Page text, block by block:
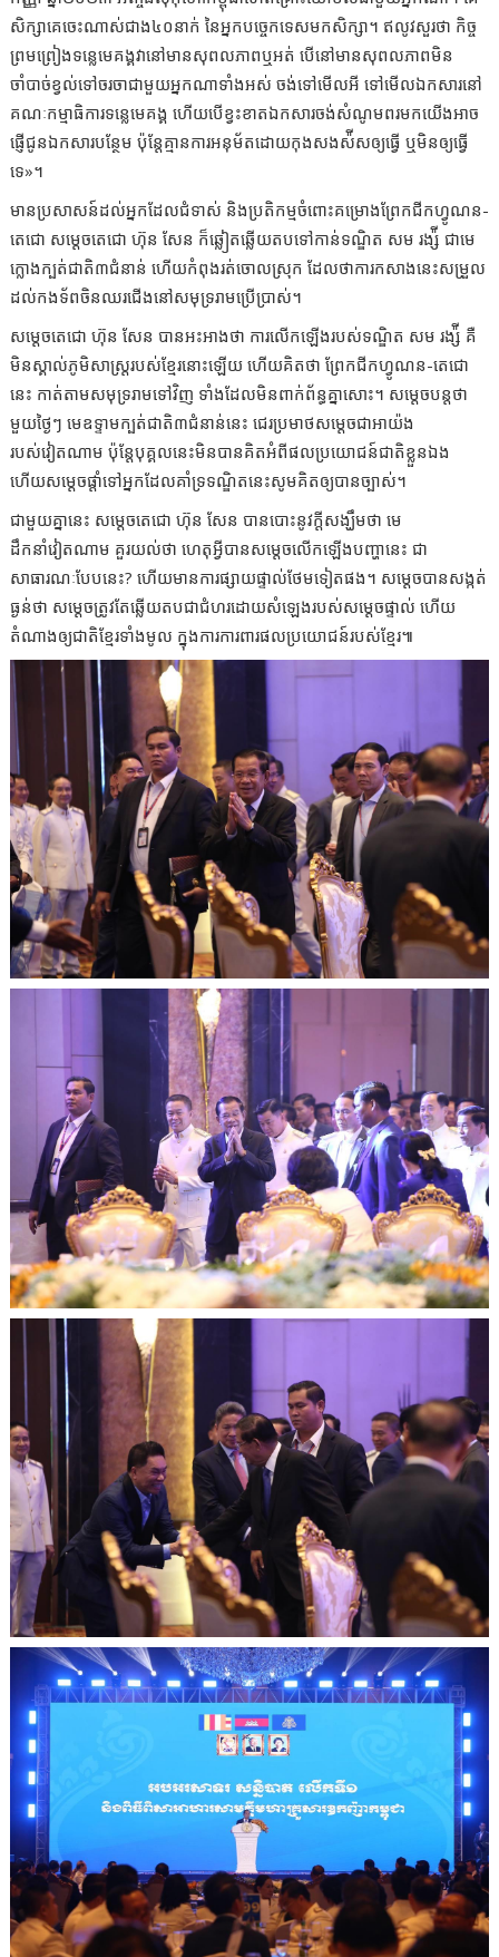
សិក្សាគេចេះណាស់ជាង៤០នាក់ នៃអ្នកបច្ចេកទេសមកសិក្សា។ ឥលូវសួរថា កិច្ច
ព្រមព្រៀងទន្លេមេគង្គវានៅមានសុពលភាពឬអត់ បើនៅមានសុពលភាពមិន
ចាំបាច់ខ្វល់ទៅចរចាជាមួយអ្នកណាទាំងអស់ ចង់ទៅមើលអី ទៅមើលឯកសារនៅ
គណៈកម្មាធិការទន្លេមេគង្គ ហើយបើខ្វះខាតឯកសារចង់សំណូមពរមកយើងអាច
ផ្ញើជូនឯកសារបន្ថែម ប៉ុន្ដែគ្មានការអនុម័តដោយកុងសងស៉ីសឲ្យធ្វើ ឬមិនឲ្យធ្វើ
ទេ»។
មានប្រសាសន៍ដល់អ្នកដែលជំទាស់ និងប្រតិកម្មចំពោះគម្រោងព្រែកជីកហ្វូណន-
តេជោ សម្ដេចតេជោ ហ៊ុន សែន ក៏ឆ្លៀតឆ្លើយតបទៅកាន់ទណ្ឌិត សម រង្ស៉ី ជាមេ
ក្លោងក្បត់ជាតិ៣ជំនាន់ ហើយកំពុងរត់ចោលស្រុក ដែលថាការកសាងនេះសម្រួល
ដល់កងទ័ពចិនឈរជើងនៅសមុទ្ររាមប្រើប្រាស់។
សម្ដេចតេជោ ហ៊ុន សែន បានអះអាងថា ការលើកឡើងរបស់ទណ្ឌិត សម រង្ស៉ី គឺ
មិនស្គាល់ភូមិសាស្ដ្ររបស់ខ្មែរនោះឡើយ ហើយគិតថា ព្រែកជីកហ្វូណន-តេជោ
នេះ កាត់តាមសមុទ្ររាមទៅវិញ ទាំងដែលមិនពាក់ព័ន្ធគ្នាសោះ។ សម្ដេចបន្ដថា
មួយថ្ងៃៗ មេឧទ្ទាមក្បត់ជាតិ៣ជំនាន់នេះ ជេរប្រមាថសម្ដេចជាអាយ៉ង
របស់វៀតណាម ប៉ុន្ដែបុគ្គលនេះមិនបានគិតអំពីផលប្រយោជន៍ជាតិខ្លួនឯង
ហើយសម្ដេចផ្ដាំទៅអ្នកដែលគាំទ្រទណ្ឌិតនេះសូមគិតឲ្យបានច្បាស់។
ជាមួយគ្នានេះ សម្ដេចតេជោ ហ៊ុន សែន បានបោះនូវក្ដីសង្ឃឹមថា មេ
ដឹកនាំវៀតណាម គួរយល់ថា ហេតុអ្វីបានសម្តេចលើកឡើងបញ្ហានេះ ជា
សាធារណៈបែបនេះ? ហើយមានការផ្សាយផ្ទាល់ថែមទៀតផង។ សម្ដេចបានសង្កត់
ធ្ងន់ថា សម្ដេចត្រូវតែឆ្លើយតបជាជំហរដោយសំឡេងរបស់សម្ដេចផ្ទាល់ ហើយ
តំណាងឲ្យជាតិខ្មែរទាំងមូល ក្នុងការការពារផលប្រយោជន៍របស់ខ្មែរ៕